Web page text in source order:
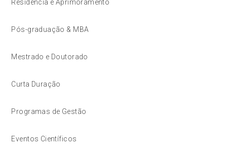
Residência e Aprimoramento
Pós-graduação & MBA
Mestrado e Doutorado
Curta Duração
Programas de Gestão
Eventos Científicos